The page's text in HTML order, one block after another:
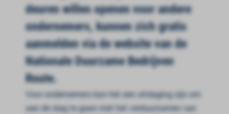
deuren willen openen voor andere
ondernemers, kunnen zich gratis
aanmelden via de website van de
Nationale Duurzame Bedrijven
Route.
Voor ondernemers kan het een uitdaging zijn om
aan de slag te gaan met het verduurzamen van